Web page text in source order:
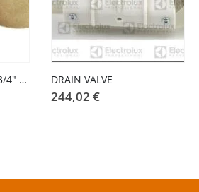
BOUCHON SECURITE 3/4″ F. 4,5 BAR DRAIN VALVE
244,02 €